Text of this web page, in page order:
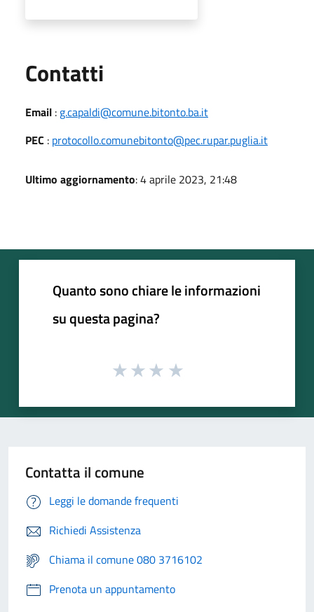
Contatti
Email : g.capaldi@comune.bitonto.ba.it
PEC : protocollo.comunebitonto@pec.rupar.puglia.it
Ultimo aggiornamento: 4 aprile 2023, 21:48
Quanto sono chiare le informazioni
su questa pagina?
Contatta il comune
Leggi le domande frequenti
Richiedi Assistenza
Chiama il comune 080 3716102
Prenota un appuntamento